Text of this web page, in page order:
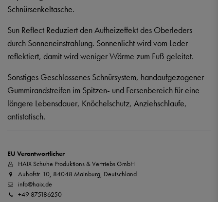
Schnürsenkeltasche.
Sun Reflect Reduziert den Aufheizeffekt des Oberleders
durch Sonneneinstrahlung. Sonnenlicht wird vom Leder
reflektiert, damit wird weniger Wärme zum Fuß geleitet.
Sonstiges Geschlossenes Schnürsystem, handaufgezogener
Gummirandstreifen im Spitzen- und Fersenbereich für eine
längere Lebensdauer, Knöchelschutz, Anziehschlaufe,
antistatisch.
EU Verantwortlicher
HAIX Schuhe Produktions & Vertriebs GmbH
Auhofstr. 10, 84048 Mainburg, Deutschland
info@haix.de
+49 875186250